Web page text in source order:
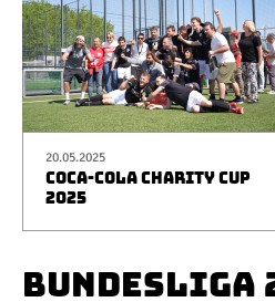
20.05.2025
COCA-COLA CHARITY CUP
2025
BUNDESLIGA